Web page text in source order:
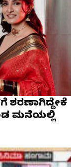
ಶರಣಾಗಿದ್ದೇಕೆ
ಮನೆಯಲ್ಲಿ